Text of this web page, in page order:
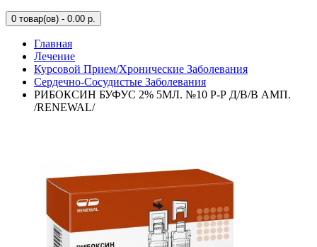
0 товар(ов) - 0.00 р.
Главная
Лечение
Курсовой Прием/Хронические Заболевания
Сердечно-Сосудистые Заболевания
РИБОКСИН БУФУС 2% 5МЛ. №10 Р-Р Д/В/В АМП.
/RENEWAL/